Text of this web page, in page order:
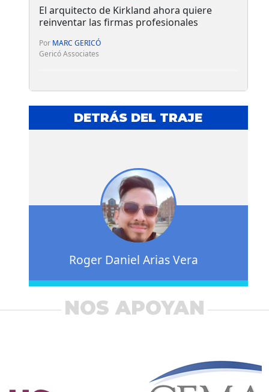
El arquitecto de Kirkland ahora quiere
reinventar las firmas profesionales
Por MARC GERICÓ
Gericó Associates
DETRÁS DEL TRAJE
Roger Daniel Arias Vera
NOS APOYAN